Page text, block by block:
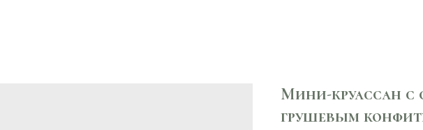
Мини-круассан
грушевым